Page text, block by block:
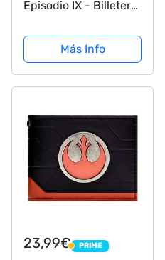
Episodio IX - Billetera
Más Info
23,99€ PRIME
PRIME